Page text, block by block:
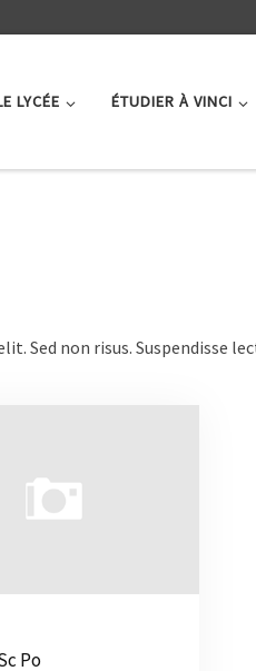
LYCÉE ÉTUDIER À VINCI
Sed non risus. Suspendisse
Po